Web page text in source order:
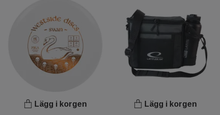
Lägg i korgen Lägg i korgen